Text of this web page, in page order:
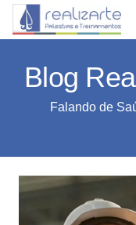
Blog
Falando de